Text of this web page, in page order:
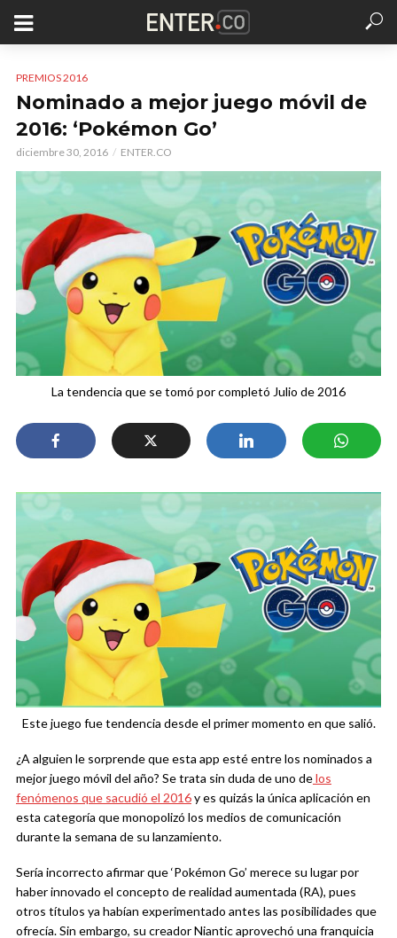
PREMIOS 2016
Nominado a mejor juego móvil de
2016: ‘Pokémon Go’
diciembre 30, 2016 ENTER.CO
La tendencia que se tomó por completó Julio de 2016
Este juego fue tendencia desde el primer momento en que salió.
¿A alguien le sorprende que esta app esté entre los nominados a
mejor juego móvil del año? Se trata sin duda de uno delos
fenómenos que sacudió el 2016y es quizás la única aplicación en
esta categoría que monopolizó los medios de comunicación
durante la semana de su lanzamiento.
Sería incorrecto afirmar que ‘Pokémon Go’ merece su lugar por
haber innovado el concepto de realidad aumentada (RA), pues
otros títulos ya habían experimentado antes las posibilidades que
ofrecía. Sin embargo, su creador Niantic aprovechó una franquicia